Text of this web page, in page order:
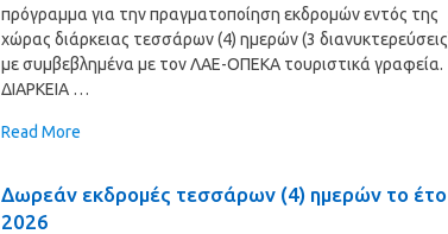
πρόγραμμα για την πραγματοποίηση εκδρομών εντός της
χώρας διάρκειας τεσσάρων (4) ημερών (3
με συμβεβλημένα με τον ΛΑΕ-ΟΠΕΚΑ τουριστικά γραφεία.
ΔΙΑΡΚΕΙΑ …
Read More
Δωρεάν εκδρομές τεσσάρων (4) ημερών το
2026